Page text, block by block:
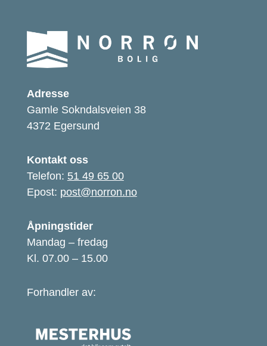
Adresse
Gamle Sokndalsveien 38
4372 Egersund
Kontakt oss
Telefon: 51 49 65 00
Epost: post@norron.no
Åpningstider
Mandag – fredag
Kl. 07.00 – 15.00
Forhandler av: